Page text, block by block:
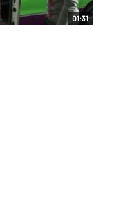
01:31